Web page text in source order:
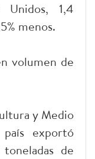
Unidos, 1,4
menos.
volumen de
y Medio
exportó
de